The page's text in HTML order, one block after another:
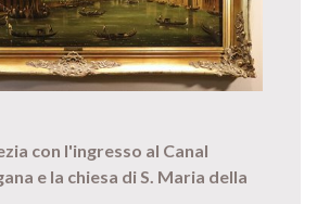
con l'ingresso al Canal
e la chiesa di S. Maria della